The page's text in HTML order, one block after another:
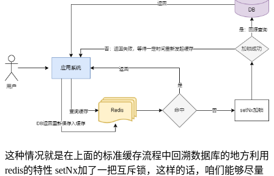
这种情况就是在上面的标准缓存流程中回溯数据库的地方利用
redis的特性 setNx加了一把互斥锁，这样的话，咱们能够尽量